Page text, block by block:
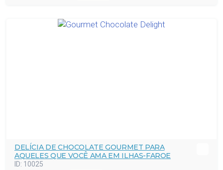
DELÍCIA DE CHOCOLATE GOURMET PARA
AQUELES QUE VOCÊ AMA EM ILHAS-FAROE
ID: 10025